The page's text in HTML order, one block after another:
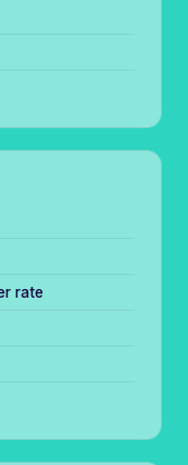
rate